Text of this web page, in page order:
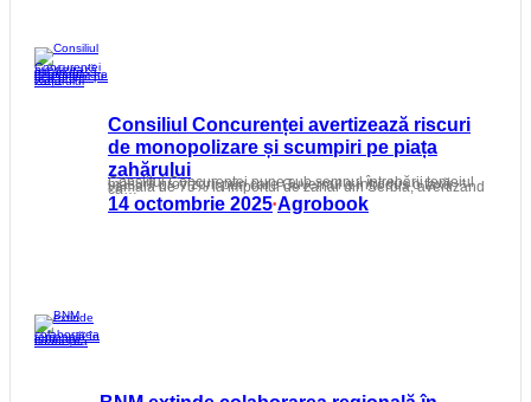
Consiliul Concurenței avertizează riscuri
de monopolizare și scumpiri pe piața
zahărului
Consiliul Concurenței pune sub semnul întrebării temeiul măsurii provizorii prin care Guvernul a introdus o taxă vamală de 75% la importul de zahăr din Serbia, avertizând că…
14 octombrie 2025•Agrobook